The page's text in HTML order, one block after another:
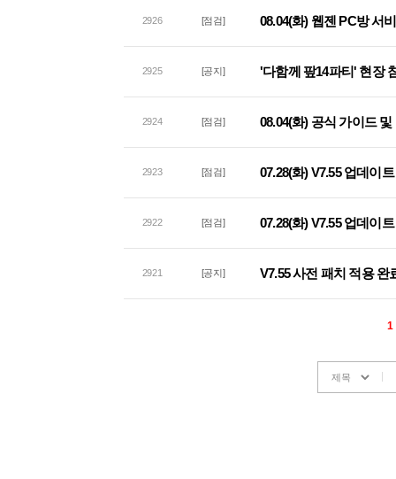
2926 [점검] 08.04(화) 웹젠 PC방 서
2925 [공지] '다함께 팦14파티' 현장
2924 [점검] 08.04(화) 공식 가이드
2923 [점검] 07.28(화) V7.55 업데이
2922 [점검] 07.28(화) V7.55 업데이
2921 [공지] V7.55 사전 패치 적용 완
1